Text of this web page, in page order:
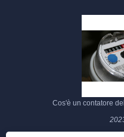
Cos'è un contatore
Il contatore dell'acqua a